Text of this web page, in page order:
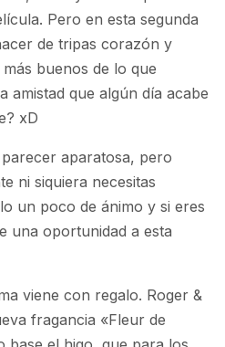
Pero en esta segunda
de tripas corazón y
buenos de lo que
amistad que algún día acabe
xD
aparatosa, pero
ni siquiera necesitas
un poco de ánimo y si eres
una oportunidad a esta
viene con regalo. Roger &
fragancia «Fleur de